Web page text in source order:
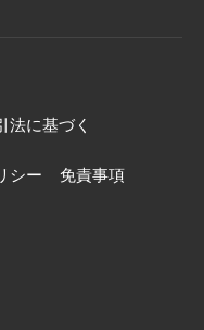
法に基づく
シー
免責事項